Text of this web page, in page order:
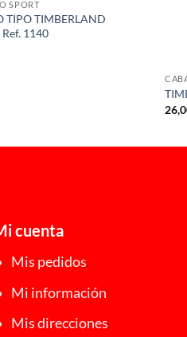
SPORT
TIPO TIMBERLAND
1140
cuenta
Mis pedidos
Mi información
Mis direcciones